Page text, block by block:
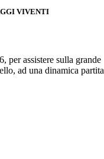
VIVENTI
per assistere sulla grande
ad una dinamica partita